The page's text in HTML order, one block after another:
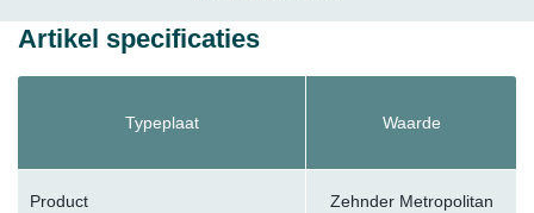
Artikel specificaties
Typeplaat Waarde
Product Zehnder Metropolitan